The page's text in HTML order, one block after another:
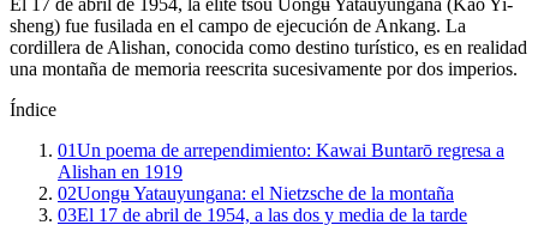
El 17 de abril de 1954, la élite tsou Uongʉ Yatauyungana (Kao Yi-
sheng) fue fusilada en el campo de ejecución de Ankang. La
cordillera de Alishan, conocida como destino turístico, es en realidad
una montaña de memoria reescrita sucesivamente por dos imperios.
Índice
01Un poema de arrependimiento: Kawai Buntarō regresa a
Alishan en 1919
02Uongʉ Yatauyungana: el Nietzsche de la montaña
03El 17 de abril de 1954, a las dos y media de la tarde